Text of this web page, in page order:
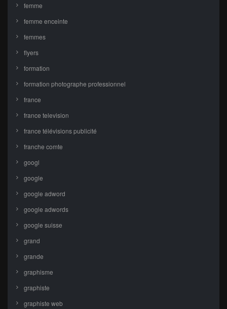
femme
femme enceinte
femmes
flyers
formation
formation photographe professionnel
france
france television
france télévisions publicité
franche comte
googl
google
google adword
google adwords
google suisse
grand
grande
graphisme
graphiste
graphiste web